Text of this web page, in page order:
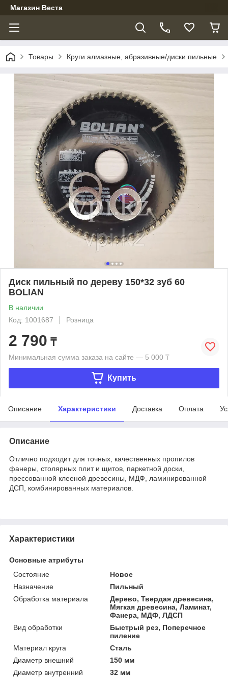
Магазин Веста
Товары Круги алмазные, абразивные/диски пильные
Диск пильный по дереву 150*32 зуб 60
BOLIAN
В наличии
Код: 1001687
Розница
2 790 ₸
Минимальная сумма заказа на сайте — 5 000 ₸
Купить
Описание Характеристики Доставка Оплата
Описание
Отлично подходит для точных, качественных пропилов
фанеры, столярных плит и щитов, паркетной доски,
прессованной клееной древесины, МДФ, ламинированной
ДСП, комбинированных материалов.
Характеристики
Основные атрибуты
Состояние
Новое
Назначение
Пильный
Обработка материала
Дерево, Твердая древесина,
Мягкая древесина, Ламинат,
Фанера, МДФ, ЛДСП
Вид обработки
Быстрый рез, Поперечное
пиление
Материал круга
Сталь
Диаметр внешний
150 мм
Диаметр внутренний
32 мм